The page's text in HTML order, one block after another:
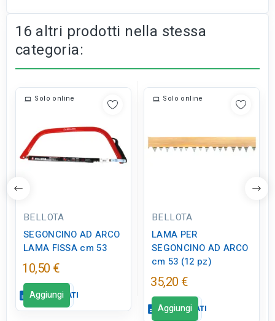
16 altri prodotti nella stessa
categoria:
Solo online
BELLOTA
SEGONCINO AD ARCO
LAMA FISSA cm 53
10,50 €
descriptionSCHEDA DATI
Aggiungi
Solo online
BELLOTA
LAMA PER
SEGONCINO AD ARCO
cm 53 (12 pz)
35,20 €
descriptionSCHEDA DATI
Aggiungi